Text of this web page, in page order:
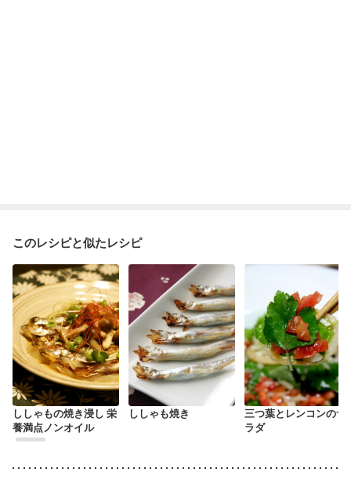
このレシピと似たレシピ
ししゃもの焼き浸し 栄
養満点ノンオイル
ししゃも焼き
三つ葉とレンコンのサ
ラダ